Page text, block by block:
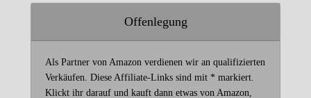
Offenlegung
Als Partner von Amazon verdienen wir an qualifizierten
Verkäufen. Diese Affiliate-Links sind mit * markiert.
Klickt ihr darauf und kauft dann etwas von Amazon,